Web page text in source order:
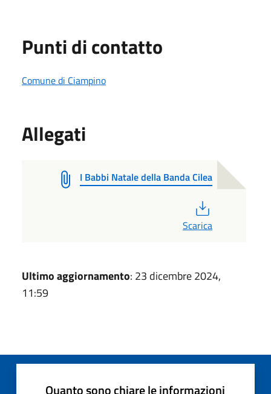
Punti di contatto
Comune di Ciampino
Allegati
I Babbi Natale della Banda Cilea
Scarica
Ultimo aggiornamento: 23 dicembre 2024,
11:59
Quanto sono chiare le informazioni